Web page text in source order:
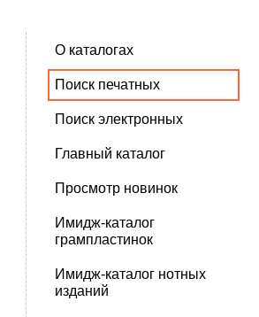
О каталогах
Поиск печатных
Поиск электронных
Главный каталог
Просмотр новинок
Имидж-каталог
грампластинок
Имидж-каталог нотных
изданий